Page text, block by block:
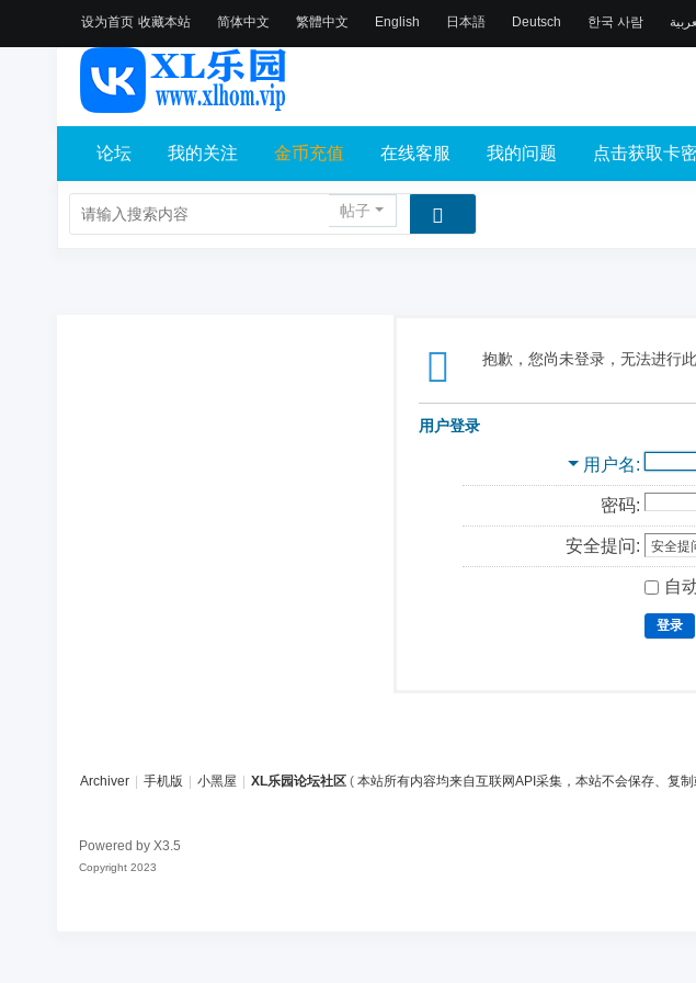
设为首页 收藏本站 简体中文 繁體中文 English 日本語 Deutsch 한국 사람
论坛 我的关注 金币充值 在线客服 我的问题 点击获取卡
帖子
抱歉，您尚未登录，无法进行
用户登录
用户名
密码:
安全提问:
自
登录
Archiver 手机版 小黑屋 XL乐园论坛社区 ( 本站所有内容均来自互联网API采集，本站不会保存、复
Powered by X3.5
Copyright 2023